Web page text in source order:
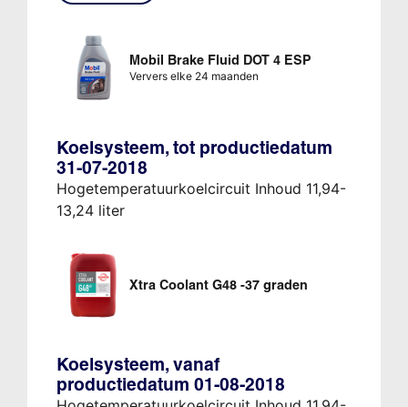
Mobil Brake Fluid DOT 4 ESP
Ververs elke 24 maanden
Koelsysteem, tot productiedatum
31-07-2018
Hogetemperatuurkoelcircuit Inhoud 11,94-
13,24 liter
Xtra Coolant G48 -37 graden
Koelsysteem, vanaf
productiedatum 01-08-2018